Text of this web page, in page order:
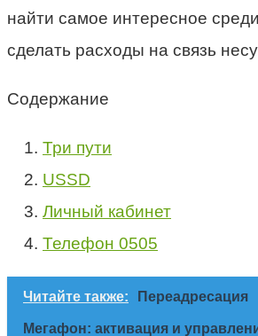
найти самое интересное
сделать расходы на связь
Содержание
Три пути
USSD
Личный кабинет
Телефон 0505
Читайте также: Переадресация
Мегафон: активация и